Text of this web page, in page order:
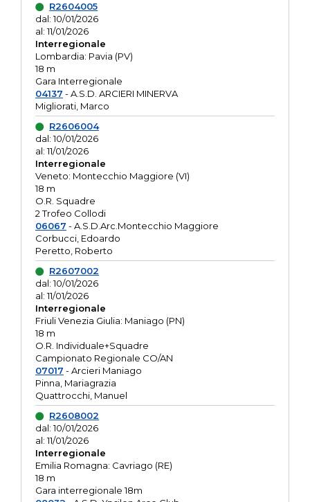
R2604005
dal: 10/01/2026
al: 11/01/2026
Interregionale
Lombardia: Pavia (PV)
18 m
Gara Interregionale
04137 - A.S.D. ARCIERI MINERVA
Migliorati, Marco
R2606004
dal: 10/01/2026
al: 11/01/2026
Interregionale
Veneto: Montecchio Maggiore (VI)
18 m
O.R. Squadre
2 Trofeo Collodi
06067 - A.S.D.Arc.Montecchio Maggiore
Corbucci, Edoardo
Peretto, Roberto
R2607002
dal: 10/01/2026
al: 11/01/2026
Interregionale
Friuli Venezia Giulia: Maniago (PN)
18 m
O.R. Individuale+Squadre
Campionato Regionale CO/AN
07017 - Arcieri Maniago
Pinna, Mariagrazia
Quattrocchi, Manuel
R2608002
dal: 10/01/2026
al: 11/01/2026
Interregionale
Emilia Romagna: Cavriago (RE)
18 m
Gara interregionale 18m